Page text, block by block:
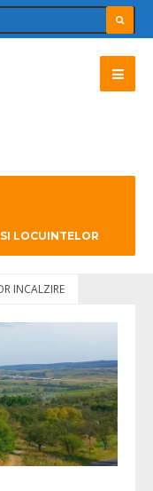
LOCUINTELOR
INCALZIRE